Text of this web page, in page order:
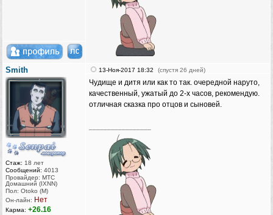
Smith
Стаж: 18 лет
Сообщений: 4013
Провайдер: МТС
Домашний (IXNN)
Пол: Otoko (M)
Он-лайн: Нет
Карма: +26.16
13-Ноя-2017 18:32 (спустя 26 дней)
Чудище и дитя или как то так. очередной наруто,
качественный, ужатый до 2-х часов, рекомендую.
отличная сказка про отцов и сыновей.